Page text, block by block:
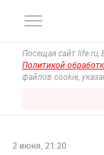
Посещая сайт life.ru,
Политикой
файлов cookie,
2 июня, 21:20